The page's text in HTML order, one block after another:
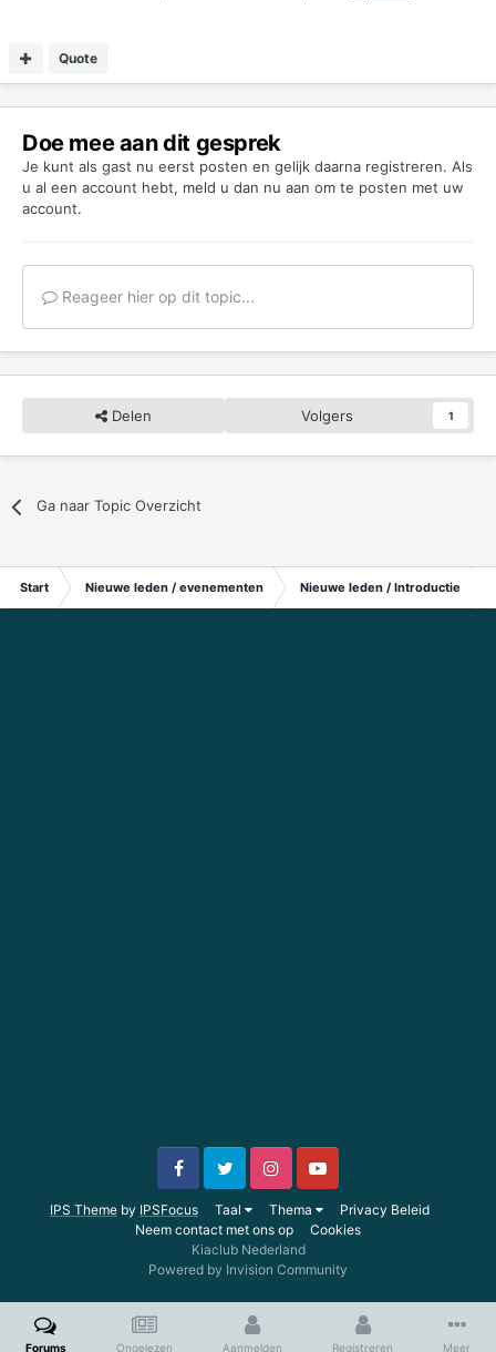
Quote
Doe mee aan dit gesprek
Je kunt als gast nu eerst posten en gelijk daarna registreren. Als
u al een account hebt, meld u dan nu aan om te posten met uw
account.
Reageer hier op dit topic...
Delen Volgers 1
Ga naar Topic Overzicht
Start Nieuwe leden / evenementen Nieuwe leden / Introductie
IPS Theme by IPSFocus Taal Thema
Privacy Beleid
Neem contact met ons op
Cookies
Kiaclub Nederland
Powered by Invision Community
Forums Ongelezen Aanmelden Registreren Meer